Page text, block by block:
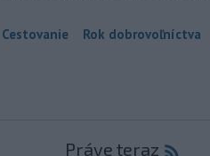
Cestovanie Rok dobrovoľníctva
Práve teraz